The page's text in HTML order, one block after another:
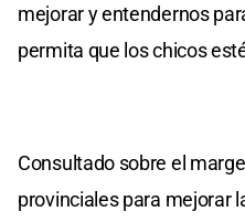
mejorar y entendernos
permita que los chicos
Consultado sobre el
provinciales para mejorar